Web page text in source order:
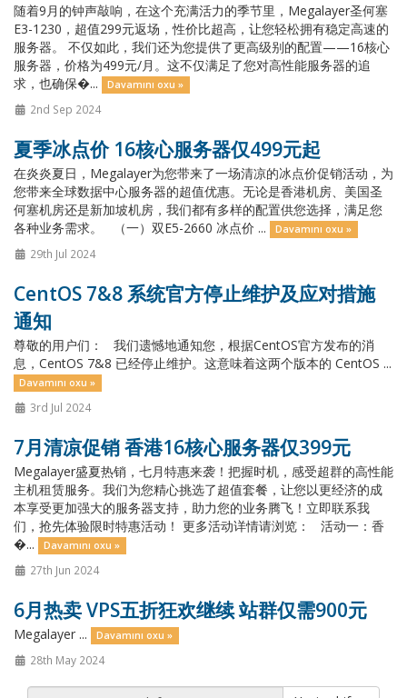
随着9月的钟声敲响，在这个充满活力的季节里，Megalayer圣何塞
E3-1230，超值299元返场，性价比超高，让您轻松拥有稳定高速的
服务器。 不仅如此，我们还为您提供了更高级别的配置——16核心
服务器，价格为499元/月。这不仅满足了您对高性能服务器的追
求，也确保�...
Davamını oxu »
2nd Sep 2024
夏季冰点价 16核心服务器仅499元起
在炎炎夏日，Megalayer为您带来了一场清凉的冰点价促销活动，为
您带来全球数据中心服务器的超值优惠。无论是香港机房、美国圣
何塞机房还是新加坡机房，我们都有多样的配置供您选择，满足您
各种业务需求。 （一）双E5-2660 冰点价 ...
Davamını oxu »
29th Jul 2024
CentOS 7&8 系统官方停止维护及应对措施
通知
尊敬的用户们： 我们遗憾地通知您，根据CentOS官方发布的消
息，CentOS 7&8 已经停止维护。这意味着这两个版本的 CentOS ...
Davamını oxu »
3rd Jul 2024
7月清凉促销 香港16核心服务器仅399元
Megalayer盛夏热销，七月特惠来袭！把握时机，感受超群的高性能
主机租赁服务。我们为您精心挑选了超值套餐，让您以更经济的成
本享受更加强大的服务器支持，助力您的业务腾飞！立即联系我
们，抢先体验限时特惠活动！ 更多活动详情请浏览： 活动一：香
�...
Davamını oxu »
27th Jun 2024
6月热卖 VPS五折狂欢继续 站群仅需900元
Megalayer ... Davamını oxu »
28th May 2024